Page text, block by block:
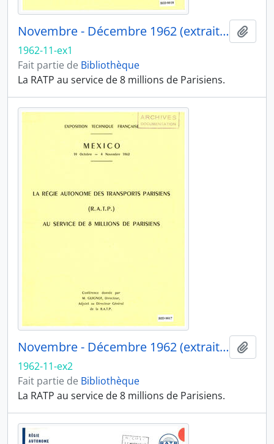
Novembre - Décembre 1962 (extrait 1)
1962-11-ex1
Fait partie de Bibliothèque
La RATP au service de 8 millions de Parisiens.
Novembre - Décembre 1962 (extrait 2)
1962-11-ex2
Fait partie de Bibliothèque
La RATP au service de 8 millions de Parisiens.